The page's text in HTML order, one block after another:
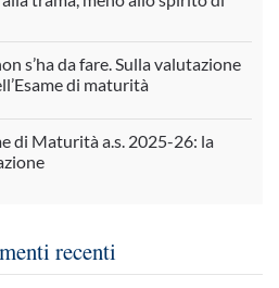
s’ha da fare. Sulla valutazione
di maturità
di Maturità a.s. 2025-26: la
recenti